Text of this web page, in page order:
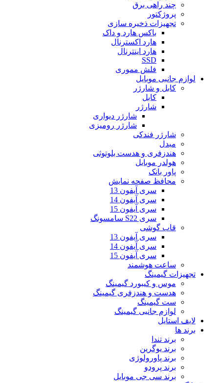
چند راهی برق
پروژکتور
تجهیزات ذخیره سازی
باکس هارد و داک
هارد اکسترنال
هارد اینترنال
SSD
فلش مموری
لوازم جانبی موبایل
کابل و شارژر
کابل
شارژر
شارژر دیواری
شارژر رومیزی
شارژر فندکی
مبدل
هندزفری و هدست بلوتوثی
هولدر موبایل
پاور بانک
محافظ صفحه نمایش
سری آیفون 13
سری آیفون 14
سری آیفون 15
سری S22 سامسونگ
قاب گوشی
سری آیفون 13
سری آیفون 14
سری آیفون 15
ساعت هوشمند
تجهیزات گیمینگ
موس و کیبورد گیمینگ
هدست و هندزفری گیمینگ
ست گیمینگ
لوازم جانبی گیمینگ
لایف استایل
برند ها
برند تندا
برند یوگرین
برند پاورولوژی
برند پرودو
برند سی جی موبایل